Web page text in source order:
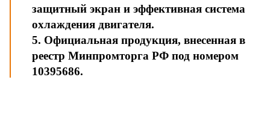
защитный экран и эффективная система
охлаждения двигателя.
5. Официальная продукция, внесенная в
реестр Минпромторга РФ под номером
10395686.